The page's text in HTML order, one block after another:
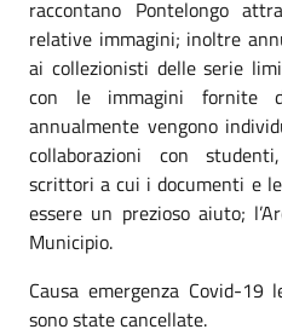
raccontano Pontelongo
relative immagini; inoltre
ai collezionisti delle serie
con le immagini fornite
annualmente vengono
collaborazioni con
scrittori a cui i documenti e
essere un prezioso aiuto;
Municipio.
Causa emergenza Covid-
sono state cancellate.